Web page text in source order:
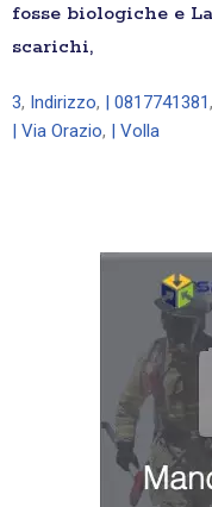
fosse biologiche e
scarichi,
3, Indirizzo, | 0817741381,
| Via Orazio, | Volla